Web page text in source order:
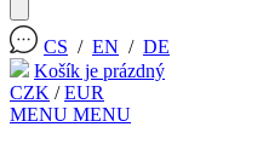
CS / EN / DE
Košík je prázdný
CZK /EUR
MENU MENU